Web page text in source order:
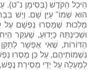
הֵיכַל הַקֹּדֶשׁ (בְּסִימָן נ"ט).
הוּא שְׁמוֹ" עַיֵּן שָׁם. וְיֵשׁ
מַלְכוּת שֶׁמָּסְרוּ נַפְשָׁם עַל
וּשְׁכִינְתֵּהּ כַּיָּדוּעַ, שֶׁעִקַּר
הַדּוֹרוֹת, שֶׁאִי אֶפְשָׁר
נִשְׁמוֹתֵיהֶם, עַל כֵּן מָסְרוּ
לְמַעְלָה עַל יְדֵי מְסִירַת